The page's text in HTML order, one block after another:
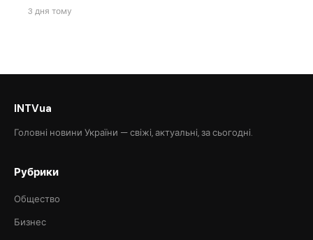
3 дня тому
INTVua
Головні новини України — свіжі, актуальні, за сьогодні.
Рубрики
Общество
Бизнес